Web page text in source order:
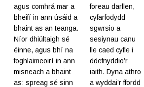
agus comhrá mar a
bheifí in ann úsáid a
bhaint as an teanga.
Níor dhiúltaigh sé
éinne, agus bhí na
foghlaimeoirí in ann
misneach a bhaint
as: spreag sé sinn
foreau darllen,
cyfarfodydd
sgwrsio a
sesiynau canu
lle caed cyfle i
ddefnyddio’r
iaith. Dyna athro
a wyddai’r ffordd